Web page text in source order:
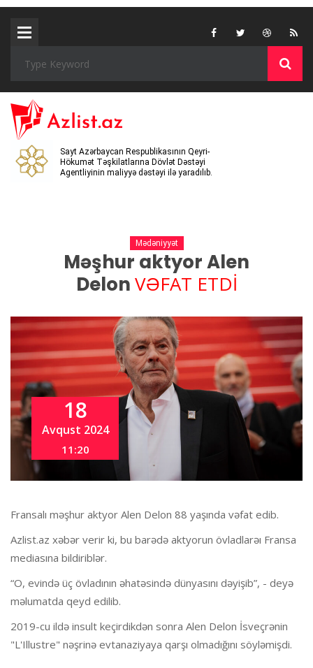
Sayt Azərbaycan Respublikasının Qeyri-
Hökumət Təşkilatlarına Dövlət Dəstəyi
Agentliyinin maliyyə dəstəyi ilə yaradılıb.
Mədəniyyət
Məşhur aktyor Alen
DelonVƏFAT ETDİ
18
Avqust 2024
11:20
Fransalı məşhur aktyor Alen Delon 88 yaşında vəfat edib.
Azlist.az xəbər verir ki, bu barədə aktyorun övladlarəı Fransa
mediasına bildiriblər.
“O, evində üç övladının əhatəsində dünyasını dəyişib”, - deyə
məlumatda qeyd edilib.
2019-cu ildə insult keçirdikdən sonra Alen Delon İsveçrənin
"L'Illustre" nəşrinə evtanaziyaya qarşı olmadığını söyləmişdi.